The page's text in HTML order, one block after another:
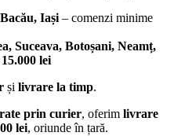
Iași– comenzi minime
Suceava, Botoșani, Neamț,
15.000 lei
și livrare la timp.
prin curier, oferim livrare
lei, oriunde în țară.